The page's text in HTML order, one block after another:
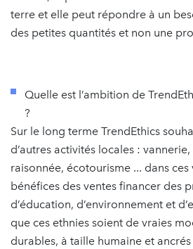
terre et elle peut répondre à un
des petites quantités et non une
Quelle est l’ambition de
?
Sur le long terme TrendEthics
d’autres activités locales :
raisonnée, écotourisme ... dans
bénéfices des ventes financer des
d’éducation, d’environnement et
que ces ethnies soient de vraies
durables, à taille humaine et